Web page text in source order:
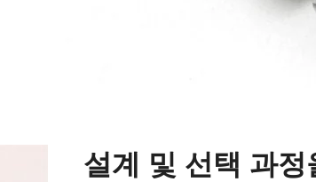
설계 및 선택 과